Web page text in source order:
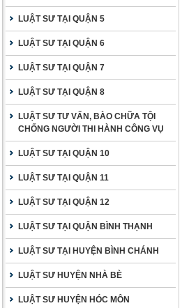
LUẬT SƯ TẠI QUẬN 5
LUẬT SƯ TẠI QUẬN 6
LUẬT SƯ TẠI QUẬN 7
LUẬT SƯ TẠI QUẬN 8
LUẬT SƯ TƯ VẤN, BÀO CHỮA TỘI
CHỐNG NGƯỜI THI HÀNH CÔNG VỤ
LUẬT SƯ TẠI QUẬN 10
LUẬT SƯ TẠI QUẬN 11
LUẬT SƯ TẠI QUẬN 12
LUẬT SƯ TẠI QUẬN BÌNH THẠNH
LUẬT SƯ TẠI HUYỆN BÌNH CHÁNH
LUẬT SƯ HUYỆN NHÀ BÈ
LUẬT SƯ HUYỆN HÓC MÔN